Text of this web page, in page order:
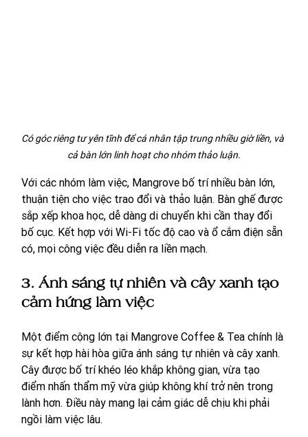
Có góc riêng tư yên tĩnh để cá nhân tập trung nhiều giờ liền, và
cả bàn lớn linh hoạt cho nhóm thảo luận.
Với các nhóm làm việc, Mangrove bố trí nhiều bàn lớn,
thuận tiện cho việc trao đổi và thảo luận. Bàn ghế được
sắp xếp khoa học, dễ dàng di chuyển khi cần thay đổi
bố cục. Kết hợp với Wi-Fi tốc độ cao và ổ cắm điện sẵn
có, mọi công việc đều diễn ra liền mạch.
3. Ánh sáng tự nhiên và cây xanh tạo
cảm hứng làm việc
Một điểm cộng lớn tại Mangrove Coffee & Tea chính là
sự kết hợp hài hòa giữa ánh sáng tự nhiên và cây xanh.
Cây được bố trí khéo léo khắp không gian, vừa tạo
điểm nhấn thẩm mỹ vừa giúp không khí trở nên trong
lành hơn. Điều này mang lại cảm giác dễ chịu khi phải
ngồi làm việc lâu.